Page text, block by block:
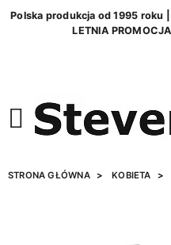
Polska produkcja od 1995 roku |
LETNIA
STRONA GŁÓWNA KOBIETA